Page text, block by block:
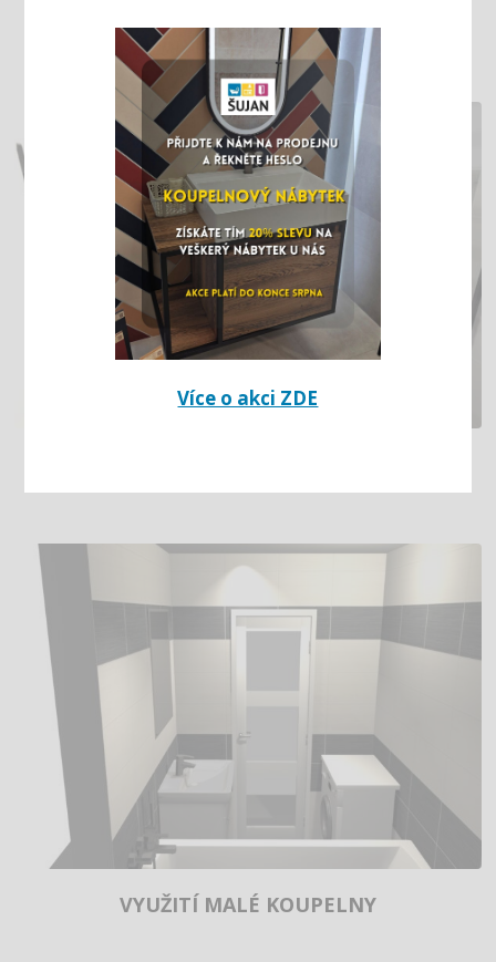
KOUPELNA V RD VÍCE VARIANT
VYUŽITÍ MALÉ KOUPELNY
Více o akci ZDE